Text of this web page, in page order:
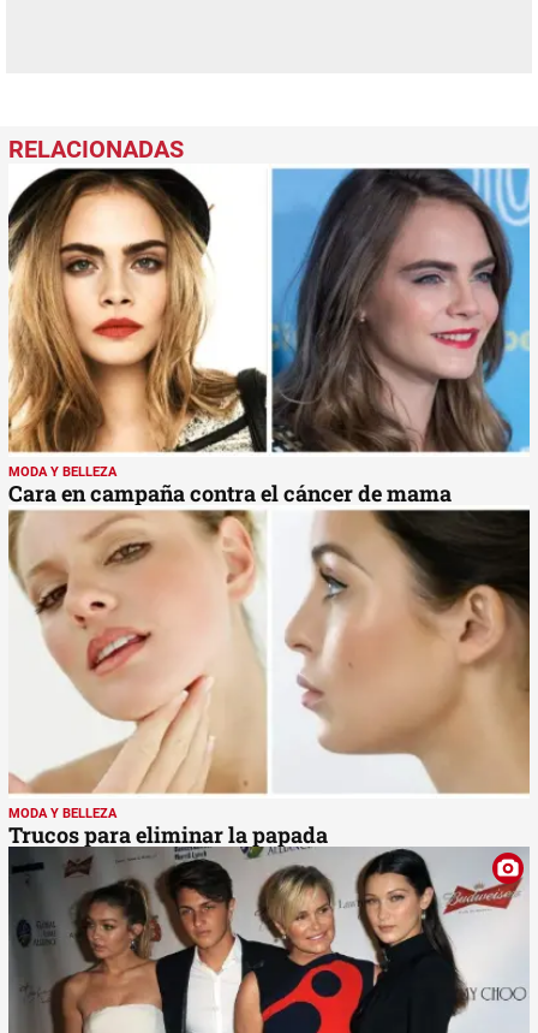
MODA Y BELLEZA
Cara en campaña contra el cáncer de mama
MODA Y BELLEZA
Trucos para eliminar la papada